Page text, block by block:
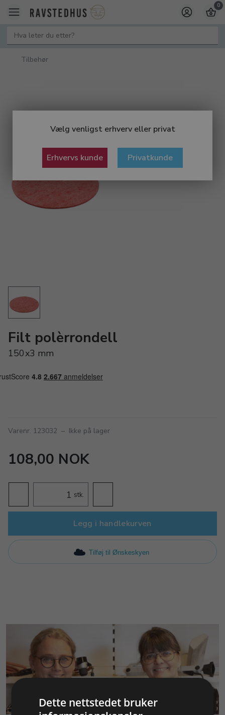
Vælg venligst erhverv eller privat
Erhvervs kunde Privatkunde
0
Tilbehør
Filt polèrrondell
150x3 mm
Varenr. 123032 – Ikke på lager
108,00 NOK
stk.
Legg i handlekurven
Tilføj til Ønskeskyen
KUNDESERVICE
Dette nettstedet bruker